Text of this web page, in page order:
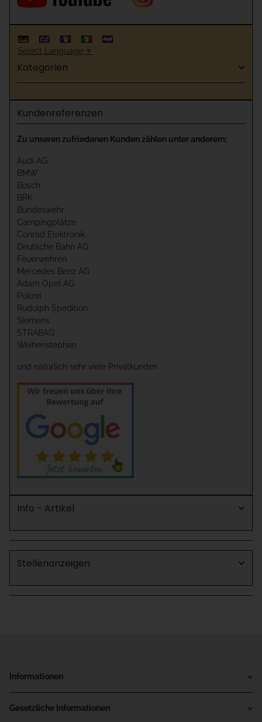
Select Language ▼
Kategorien
Kundenreferenzen
Zu unseren zufriedenen Kunden zählen unter anderem:
Audi AG
BMW
Bosch
BRK
Bundeswehr
Campingplätze
Conrad Elektronik
Deutsche Bahn AG
Feuerwehren
Mercedes Benz AG
Adam Opel AG
Polizei
Rudolph Spedition
Siemens
STRABAG
Weihenstephan
und natürlich sehr viele Privatkunden
Info - Artikel
Stellenanzeigen
Informationen
Gesetzliche Informationen